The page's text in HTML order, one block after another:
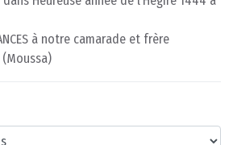
à notre camarade et frère